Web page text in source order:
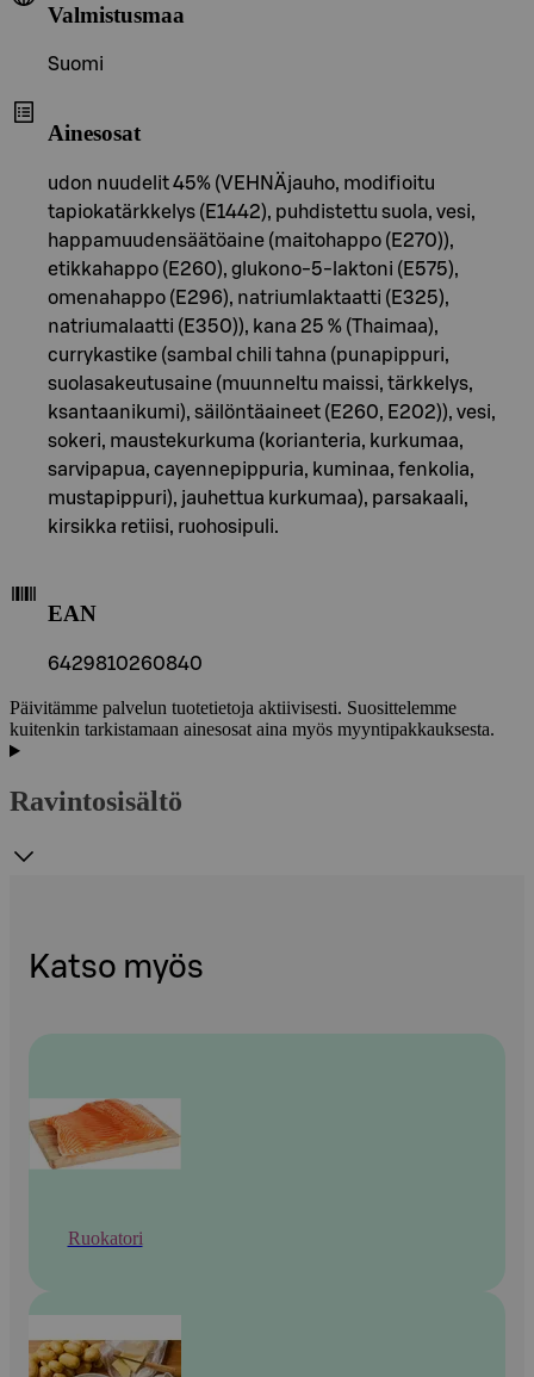
Valmistusmaa
Suomi
Ainesosat
udon nuudelit 45% (VEHNÄjauho, modifioitu
tapiokatärkkelys (E1442), puhdistettu suola, vesi,
happamuudensäätöaine (maitohappo (E270)),
etikkahappo (E260), glukono-5-laktoni (E575),
omenahappo (E296), natriumlaktaatti (E325),
natriumalaatti (E350)), kana 25 % (Thaimaa),
currykastike (sambal chili tahna (punapippuri,
suolasakeutusaine (muunneltu maissi, tärkkelys,
ksantaanikumi), säilöntäaineet (E260, E202)), vesi,
sokeri, maustekurkuma (korianteria, kurkumaa,
sarvipapua, cayennepippuria, kuminaa, fenkolia,
mustapippuri), jauhettua kurkumaa), parsakaali,
kirsikka retiisi, ruohosipuli.
EAN
6429810260840
Päivitämme palvelun tuotetietoja aktiivisesti. Suosittelemme
kuitenkin tarkistamaan ainesosat aina myös myyntipakkauksesta.
Ravintosisältö
Katso myös
Ruokatori